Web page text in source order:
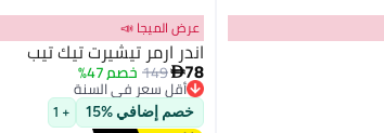
2
عرض الميجا 📣
اندر ارمر تيشيرت تيك تيب
78
149خصم 47%
أقل سعر في السنة
توصيل مجاني
أقل سعر في السنة
خصم إضافي %15 + 1